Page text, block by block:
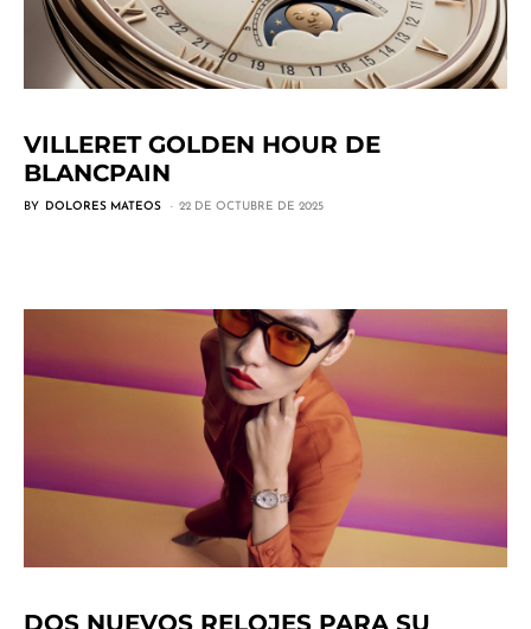
VILLERET GOLDEN HOUR DE
BLANCPAIN
BY DOLORES MATEOS 22 DE OCTUBRE DE 2025
DOS NUEVOS RELOJES PARA SU